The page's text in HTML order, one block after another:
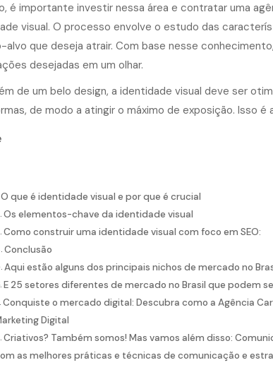
é importante investir nessa área e contratar uma
visual. O processo envolve o estudo das
alvo que deseja atrair. Com base nesse
desejadas em um olhar.
de um belo design, a identidade visual deve ser
de modo a atingir o máximo de exposição. Isso é
O que é identidade visual e por que é crucial
Os elementos-chave da identidade visual
Como construir uma identidade visual com foco em SEO:
Conclusão
Aqui estão alguns dos principais nichos de mercado no
E 25 setores diferentes de mercado no Brasil que podem
Conquiste o mercado digital: Descubra como a Agência
Digital
Criativos? Também somos! Mas vamos além disso:
as melhores práticas e técnicas de comunicação e